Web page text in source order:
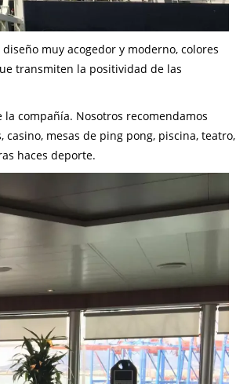
muy acogedor y moderno, colores
transmiten la positividad de las
compañía. Nosotros recomendamos
mesas de ping pong, piscina, teatro,
haces deporte.